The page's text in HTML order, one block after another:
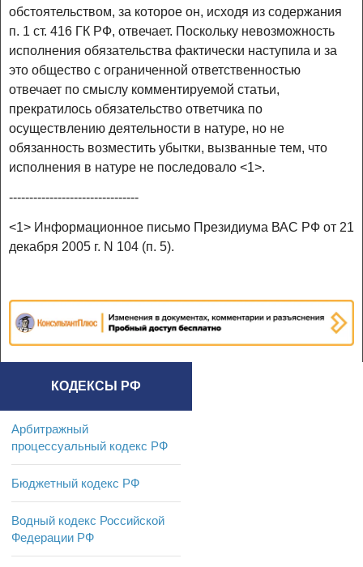
обстоятельством, за которое он, исходя из содержания
п. 1 ст. 416 ГК РФ, отвечает. Поскольку невозможность
исполнения обязательства фактически наступила и за
это общество с ограниченной ответственностью
отвечает по смыслу комментируемой статьи,
прекратилось обязательство ответчика по
осуществлению деятельности в натуре, но не
обязанность возместить убытки, вызванные тем, что
исполнения в натуре не последовало <1>.
--------------------------------
<1> Информационное письмо Президиума ВАС РФ от 21
декабря 2005 г. N 104 (п. 5).
КОДЕКСЫ РФ
Арбитражный
процессуальный кодекс РФ
Бюджетный кодекс РФ
Водный кодекс Российской
Федерации РФ